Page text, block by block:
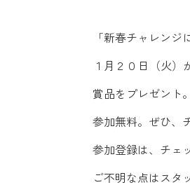
「新春チャレンジ
１月２０日（火
賞品をプレゼント。
参加無料。ぜひ、
参加登録は、チェ
ご不明な点はスタ